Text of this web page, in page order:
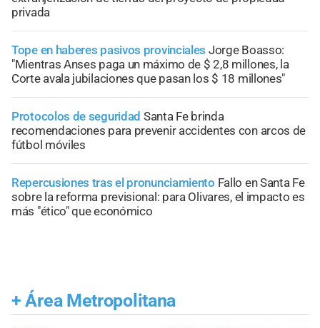
privada
Tope en haberes pasivos provinciales Jorge Boasso:
"Mientras Anses paga un máximo de $ 2,8 millones, la
Corte avala jubilaciones que pasan los $ 18 millones"
Protocolos de seguridad Santa Fe brinda
recomendaciones para prevenir accidentes con arcos de
fútbol móviles
Repercusiones tras el pronunciamiento Fallo en Santa Fe
sobre la reforma previsional: para Olivares, el impacto es
más "ético" que económico
+ Área Metropolitana